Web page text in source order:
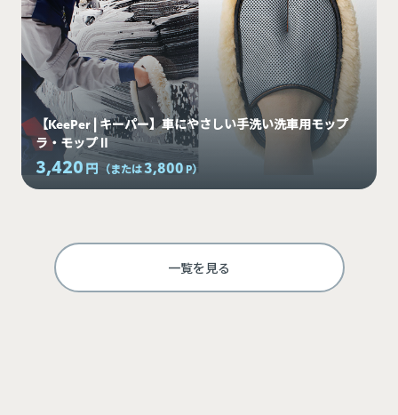
【KeePer | キーパー】車にやさしい手洗い洗車用モップ
ラ・モップⅡ
3,420 円 （または3,800P）
一覧を見る